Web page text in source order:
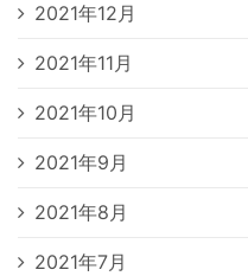
2021年12月
2021年11月
2021年10月
2021年9月
2021年8月
2021年7月